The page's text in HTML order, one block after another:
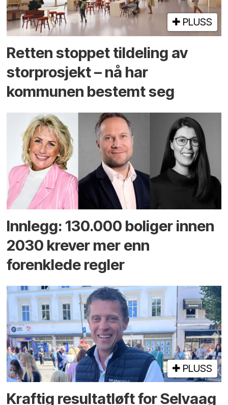
PLUSS
Retten stoppet tildeling av
storprosjekt – nå har
kommunen bestemt seg
Innlegg: 130.000 boliger innen
2030 krever mer enn
forenklede regler
PLUSS
Kraftig resultatløft for Selvaag